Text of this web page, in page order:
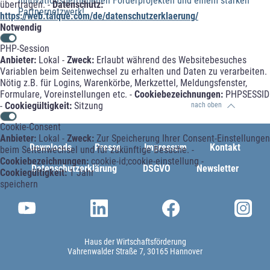
übertragen. -Datenschutz:
https://web.talque.com/de/datenschutzerklaerung/
Notwendig
PHP-Session
Anbieter: Lokal - Zweck: Erlaubt während des Websitebesuches
Variablen beim Seitenwechsel zu erhalten und Daten zu verarbeiten.
Nötig z.B. für Logins, Warenkörbe, Merkzettel, Meldungsfenster,
Formulare, Voreinstellungen etc. - Cookiebezeichnungen: PHPSESSID
- Cookiegültigkeit: Sitzung
Cookie-Consent
Anbieter: Lokal - Zweck: Zur Speicherung Ihrer Consent-Einstellungen
beim Seitenwechsel und für zukünftige Besuche. -
Cookiebezeichnungen: cookie-id;cookie-einstellung -
Cookiegültigkeit:1 Jahr
speichern
Partnernetzwerk!
nach oben
Downloads Presse Impressum
Kontakt
Datenschutzerklärung
DSGVO Newsletter
Haus der Wirtschaftsförderung
Vahrenwalder Straße 7 30165 Hannover